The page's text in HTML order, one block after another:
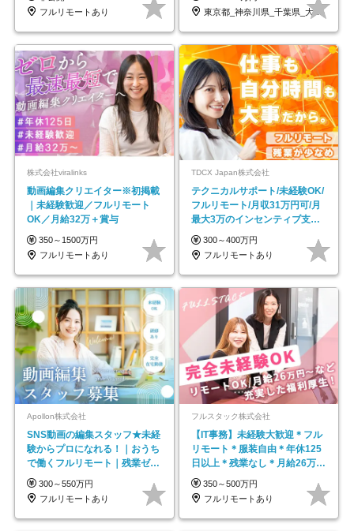
フルリモートあり
東京都_神奈川県_千葉県_大阪府_愛知県…
株式会社viralinks
動画編集クリエイター※初掲載
｜未経験歓迎／フルリモート
OK／月給32万＋賞与
350～1500万円
フルリモートあり
TDCX Japan株式会社
テクニカルサポート/未経験OK/
フルリモート/月収31万円可/月
最大3万のインセンティブ支給/
平均年齢33歳
300～400万円
フルリモートあり
Apollon株式会社
SNS動画の編集スタッフ★未経
験からプロになれる！｜おうち
で働くフルリモート｜残業ゼロ
で18時退勤◎
300～550万円
フルリモートあり
フルスタック株式会社
【IT事務】未経験大歓迎＊フル
リモート＊服装自由＊年休125
日以上＊残業なし＊月給26万円
以上
350～500万円
フルリモートあり